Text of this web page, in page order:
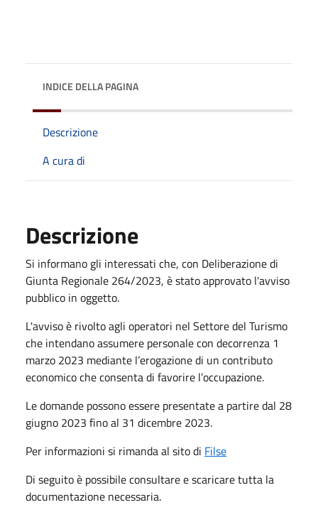
INDICE DELLA PAGINA
Descrizione
A cura di
Descrizione
Si informano gli interessati che, con Deliberazione di
Giunta Regionale 264/2023, è stato approvato l'avviso
pubblico in oggetto.
L'avviso è rivolto agli operatori nel Settore del Turismo
che intendano assumere personale con decorrenza 1
marzo 2023 mediante l’erogazione di un contributo
economico che consenta di favorire l’occupazione.
Le domande possono essere presentate a partire dal 28
giugno 2023 fino al 31 dicembre 2023.
Per informazioni si rimanda al sito di Filse
Di seguito è possibile consultare e scaricare tutta la
documentazione necessaria.